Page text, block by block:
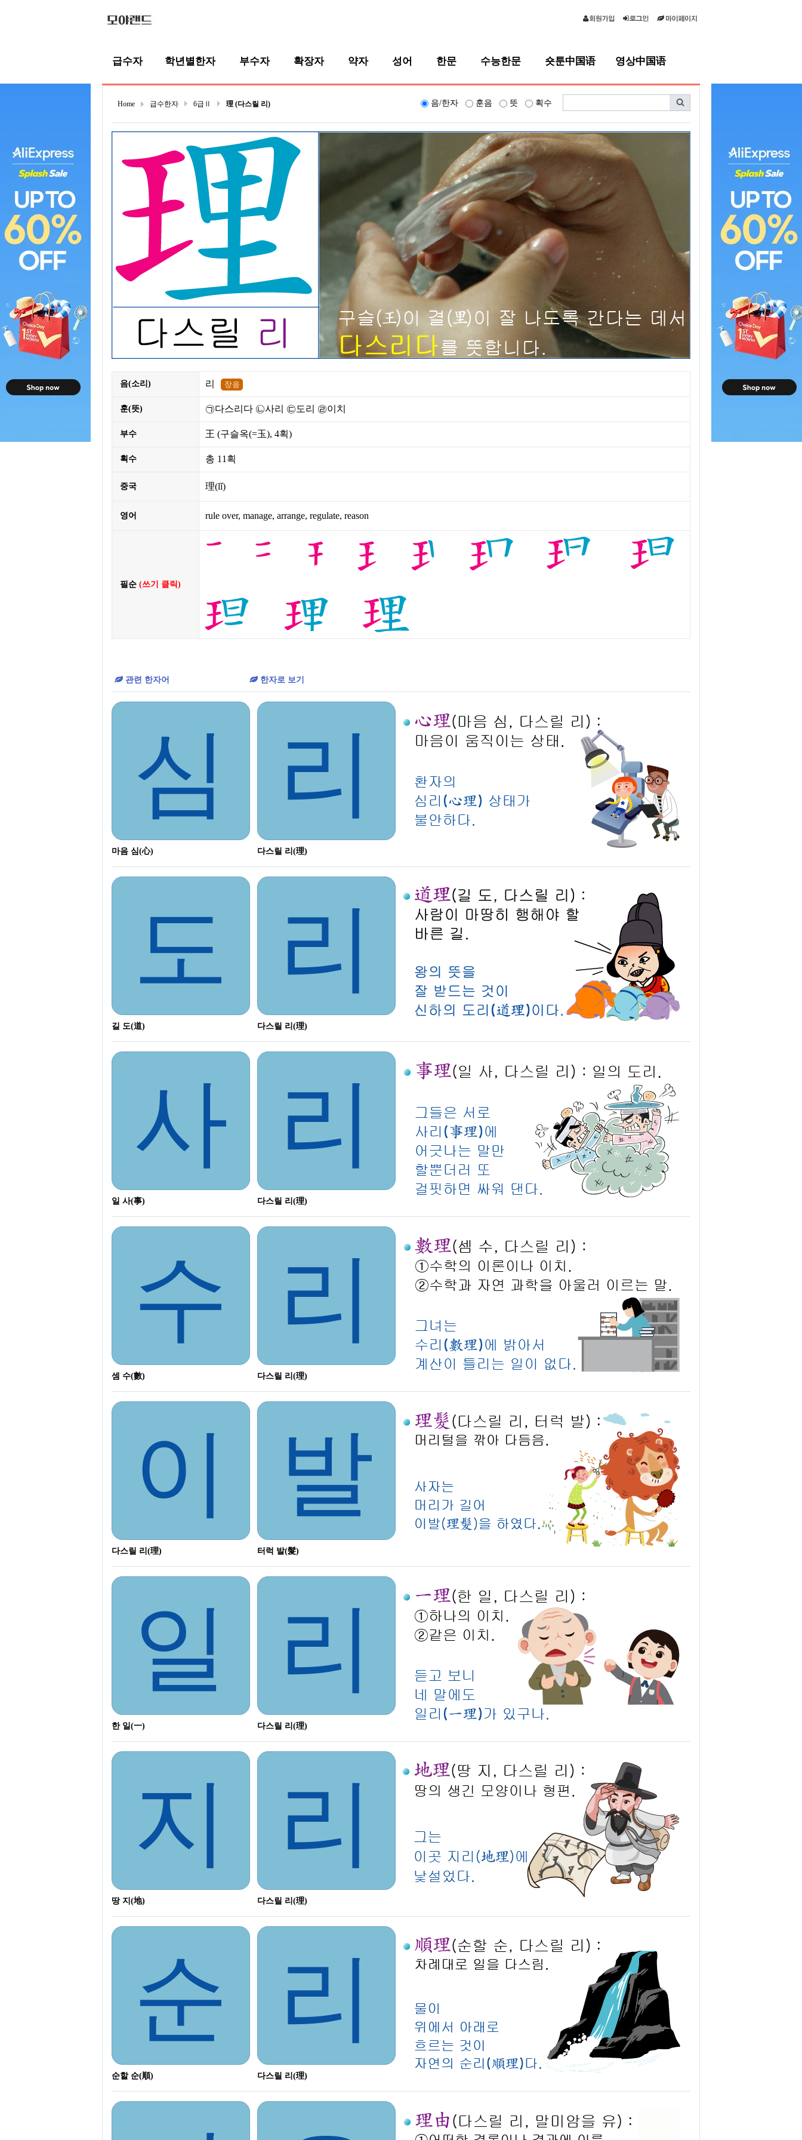
급수자 학년별한자 부수자 확장자 약자 성어 한문 수능한문 숏툰中国语 영상中国语
Home 급수한자 6급Ⅱ 理 (다스릴 리) 음/한자 훈음 뜻 획수
음(소리) 리
훈(뜻) ㉠다스리다 ㉡사리 ㉢도리 ㉣이치
부수 王 (구슬옥(=玉), 4획)
획수 총 11획
중국 理(lǐ)
영어 rule over, manage, arrange, regulate, reason
필순 (쓰기 클릭)
관련 한자어 한자로 보기
심
마음 심(心)
리
다스릴 리(理)
도
길 도(道)
리
다스릴 리(理)
사
일 사(事)
리
다스릴 리(理)
수
셈 수(數)
리
다스릴 리(理)
이
다스릴 리(理)
발
터럭 발(髮)
일
한 일(一)
리
다스릴 리(理)
지
땅 지(地)
리
다스릴 리(理)
순
순할 순(順)
리
다스릴 리(理)